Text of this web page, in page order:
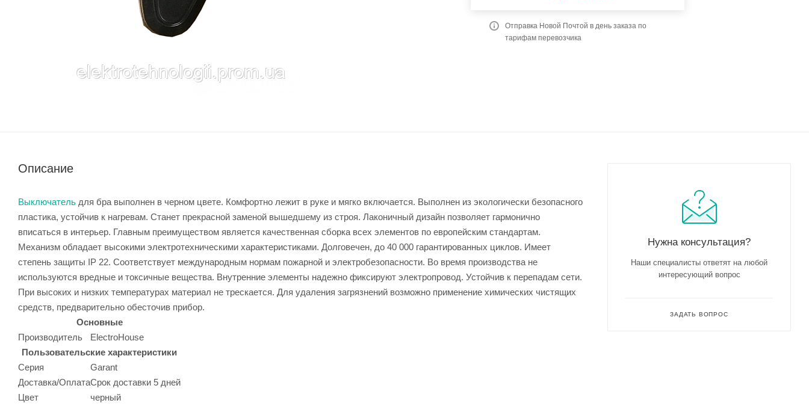
Отправка Новой Почтой в день заказа по
тарифам перевозчика
Описание
Выключатель для бра выполнен в черном цвете. Комфортно лежит в руке и мягко включается. Выполнен из экологически безопасного
пластика, устойчив к нагревам. Станет прекрасной заменой вышедшему из строя. Лаконичный дизайн позволяет гармонично
вписаться в интерьер. Главным преимуществом является качественная сборка всех элементов по европейским стандартам.
Механизм обладает высокими электротехническими характеристиками. Долговечен, до 40 000 гарантированных циклов. Имеет
степень защиты IP 22. Соответствует международным нормам пожарной и электробезопасности. Во время производства не
используются вредные и токсичные вещества. Внутренние элементы надежно фиксируют электропровод. Устойчив к перепадам сети.
При высоких и низких температурах материал не трескается. Для удаления загрязнений возможно применение химических чистящих
средств, предварительно обесточив прибор.
Основные
Производитель
ElectroHouse
Пользовательские характеристики
Серия
Garant
Доставка/ОплатаСрок доставки 5 дней
Цвет
черный
Нужна консультация?
Наши специалисты ответят на любой
интересующий вопрос
ЗАДАТЬ ВОПРОС